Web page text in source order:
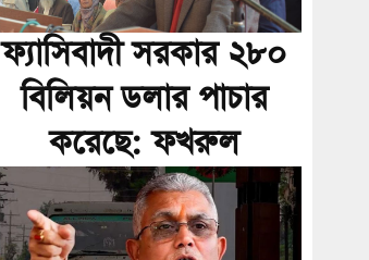
ফ্যাসিবাদী সরকার ২৮০
বিলিয়ন ডলার পাচার
করেছে: ফখরুল